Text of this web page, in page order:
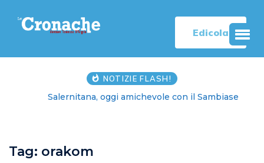
Edicola
NOTIZIE FLASH!
Salernitana, oggi amichevole con il Sambiase